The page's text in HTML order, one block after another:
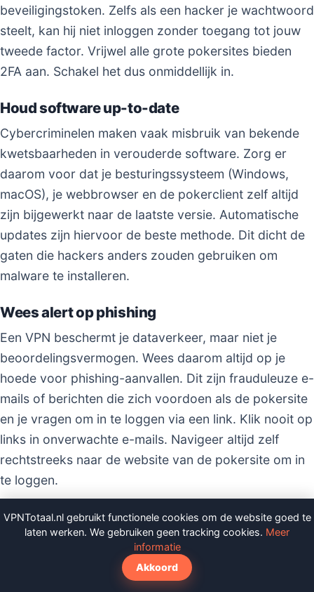
beveiligingstoken. Zelfs als een hacker je wachtwoord
steelt, kan hij niet inloggen zonder toegang tot jouw
tweede factor. Vrijwel alle grote pokersites bieden
2FA aan. Schakel het dus onmiddellijk in.
Houd software up-to-date
Cybercriminelen maken vaak misbruik van bekende
kwetsbaarheden in verouderde software. Zorg er
daarom voor dat je besturingssysteem (Windows,
macOS), je webbrowser en de pokerclient zelf altijd
zijn bijgewerkt naar de laatste versie. Automatische
updates zijn hiervoor de beste methode. Dit dicht de
gaten die hackers anders zouden gebruiken om
malware te installeren.
Wees alert op phishing
Een VPN beschermt je dataverkeer, maar niet je
beoordelingsvermogen. Wees daarom altijd op je
hoede voor phishing-aanvallen. Dit zijn frauduleuze e-
mails of berichten die zich voordoen als de pokersite
en je vragen om in te loggen via een link. Klik nooit op
links in onverwachte e-mails. Navigeer altijd zelf
rechtstreeks naar de website van de pokersite om in
te loggen.
Gebruik een uniek en sterk wachtwoord
Hergebruik nooit wachtwoorden. Het wachtwoord
voor je pokeraccount moet uniek zijn en nergens
anders worden gebruikt. Gebruik een
VPNTotaal.nl gebruikt functionele cookies om de website goed te
laten werken. We gebruiken geen tracking cookies. Meer
informatie
Akkoord